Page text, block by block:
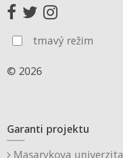
tmavý režim
© 2026
Garanti projektu
Masarykova univerzita